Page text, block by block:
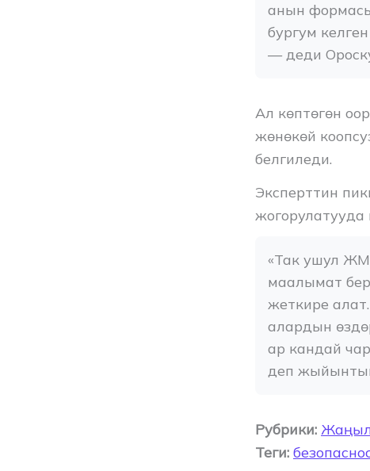
анын
бургум
— деди
Ал көптөгөн
жөнөкөй
белгиледи.
Эксперттин
«Так ушул
маалымат
жеткире
алардын
ар кандай
деп
Рубрики:
Теги: